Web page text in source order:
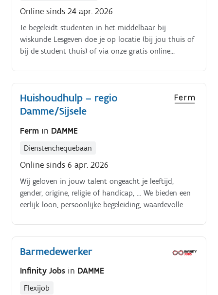
Online sinds 24 apr. 2026
Je begeleidt studenten in het middelbaar bij
wiskunde Lesgeven doe je op locatie (bij jou thuis of
bij de student thuis) of via onze gratis online
Huishoudhulp – regio
Damme/Sijsele
Ferm in DAMME
Dienstenchequebaan
Online sinds 6 apr. 2026
Wij geloven in jouw talent ongeacht je leeftijd,
gender, origine, religie of handicap, … We bieden een
eerlijk loon, persoonlijke begeleiding, waardevolle
Dankzij de inzet van onze fantastische medewerkers
brengen we huishoudens op orde. Zo zorgen we voor
een glimlach op het gezicht van onze klanten Al meer
werkplek.
Barmedewerker
Infinity Jobs in DAMME
Flexijob